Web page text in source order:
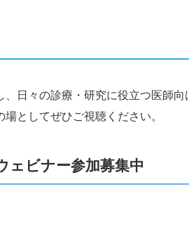
、日々の診療・研究に役立つ医師
としてぜひご視聴ください。
ェビナー参加募集中